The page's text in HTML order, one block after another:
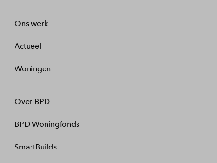
Ons werk
Actueel
Woningen
Over BPD
BPD Woningfonds
SmartBuilds